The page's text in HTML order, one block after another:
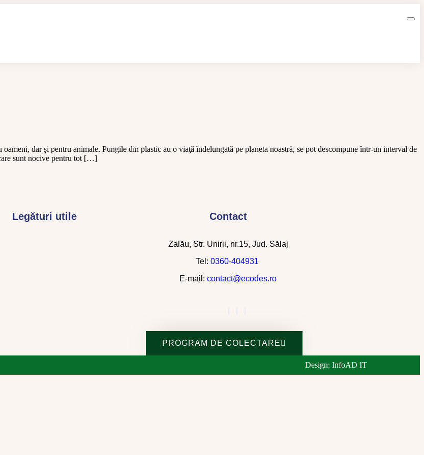
dar şi pentru animale. Pungile din plastic au o viaţă îndelungată pe planeta noastră, se pot descompune într-un interval de
sunt nocive pentru tot […]
Legături utile Contact
Zalău, Str. Unirii, nr.15, Jud. Sălaj
Tel: 0360-404931
E-mail:contact@ecodes.ro
PROGRAM DE COLECTARE
Design: InfoAD IT